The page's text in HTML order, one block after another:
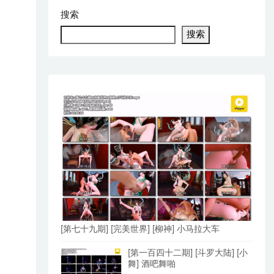
搜索
搜索
[第七十九期] [完美世界] [柳神] 小马拉大车
[第一百四十二期] [斗罗大陆] [小
舞] 酒吧舞啪